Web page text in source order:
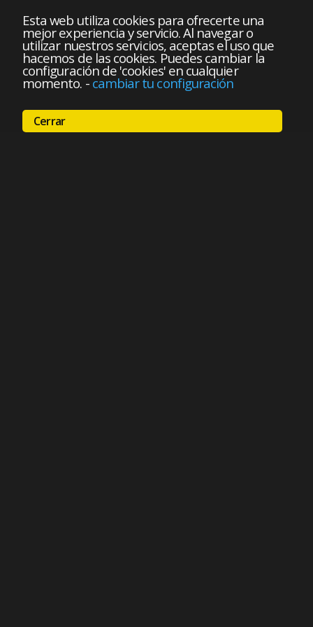
Esta web utiliza cookies para ofrecerte una
mejor experiencia y servicio. Al navegar o
utilizar nuestros servicios, aceptas el uso que
hacemos de las cookies. Puedes cambiar la
configuración de 'cookies' en cualquier
momento. - cambiar tu configuración
Cerrar